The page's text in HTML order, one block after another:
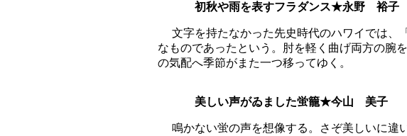
初秋や雨を表すフラダンス★永野 裕子
文字を持たなかった先史時代のハワイでは、
なものであったという。肘を軽く曲げ両方の腕
の気配へ季節がまた一つ移ってゆく。
美しい声がゐました蛍籠★今山 美子
鳴かない蛍の声を想像する。さぞ美しいに違